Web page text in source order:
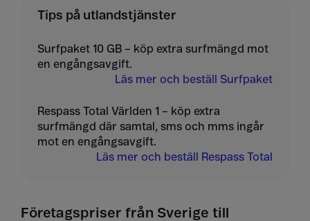
Tips på utlandstjänster
Surfpaket 10 GB – köp extra surfmängd mot
en engångsavgift.
Läs mer och beställ Surfpaket
Respass Total Världen 1 – köp extra
surfmängd där samtal, sms och mms ingår
mot en engångsavgift.
Läs mer och beställ Respass Total
Företagspriser från Sverige till